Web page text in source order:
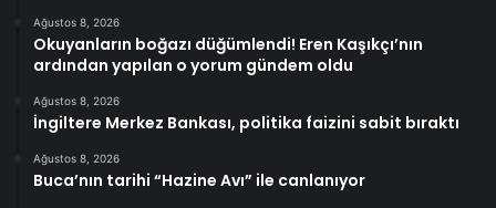
Ağustos 8, 2026
Okuyanların boğazı düğümlendi! Eren Kaşıkçı’nın
ardından yapılan o yorum gündem oldu
Ağustos 8, 2026
İngiltere Merkez Bankası, politika faizini sabit bıraktı
Ağustos 8, 2026
Buca’nın tarihi “Hazine Avı” ile canlanıyor